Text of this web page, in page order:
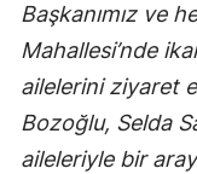
Başkanımız ve
Mahallesi’nde
ailelerini ziyaret
Bozoğlu, Selda
aileleriyle bir